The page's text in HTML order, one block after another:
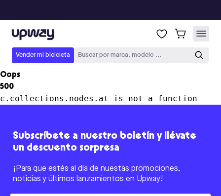
Upway
Vender mi bicicleta Buscar por marca, modelo ...
Oops
500
c.collections.nodes.at is not a function
Subscríbete a nuestro boletín y llévate
un descuento sorpresa
¡Para que estés al día de nuestas promociones,
noticias y últimos lanzamientos en Upway!